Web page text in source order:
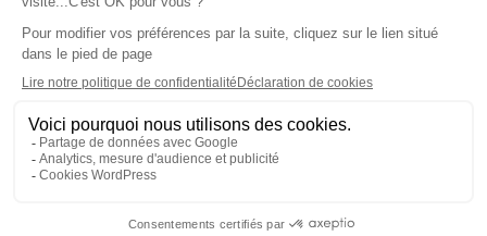
Téléchargez l'application
Les cookies
Gestion des cookies
Crédit photos : ©Sud Radio / Pierre Olivier